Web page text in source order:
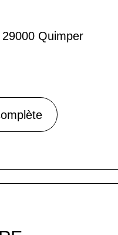
Quimper